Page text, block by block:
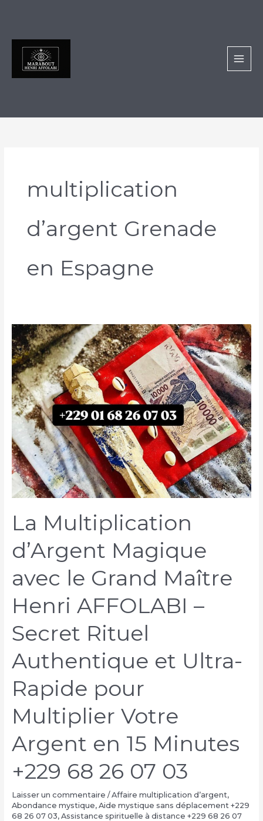
multiplication
d’argent Grenade
en Espagne
La Multiplication
d’Argent Magique
avec le Grand Maître
Henri AFFOLABI –
Secret Rituel
Authentique et Ultra-
Rapide pour
Multiplier Votre
Argent en 15 Minutes
+229 68 26 07 03
Laisser un commentaire /Affaire multiplication d’argent,
Abondance mystique, Aide mystique sans déplacement +229
68 26 07 03, Assistance spirituelle à distance +229 68 26 07